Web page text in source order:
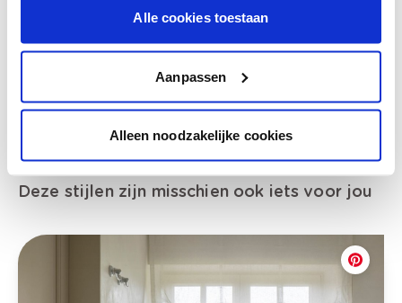
Alle cookies toestaan
Aanpassen
Alleen noodzakelijke cookies
te verfijnen.
Krijg persoonlijk advies om kleuren te
combineren.
Deze stijlen zijn misschien ook iets voor jou